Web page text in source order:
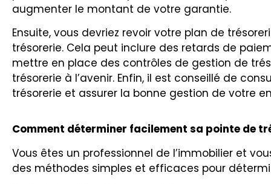
augmenter le montant de votre garantie.
Ensuite, vous devriez revoir votre plan de
trésorerie. Cela peut inclure des retards de
mettre en place des contrôles de gestion de
trésorerie à l’avenir. Enfin, il est conseillé de
trésorerie et assurer la bonne gestion de votre
Comment déterminer facilement sa pointe de
Vous êtes un professionnel de l’immobilier et
des méthodes simples et efficaces pour